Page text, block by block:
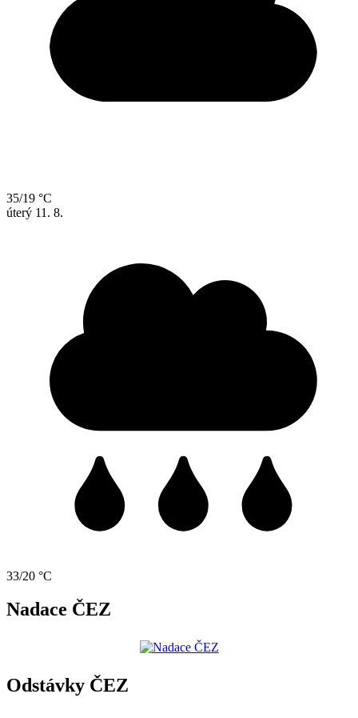
35/19 °C
úterý 11. 8.
33/20 °C
Nadace ČEZ
Odstávky ČEZ